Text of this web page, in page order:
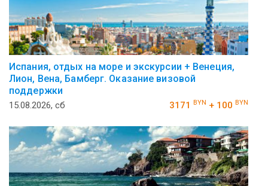
Испания, отдых на море и экскурсии + Венеция,
Лион, Вена, Бамберг. Оказание визовой
поддержки
15.08.2026, сб 3171 BYN + 100 BYN